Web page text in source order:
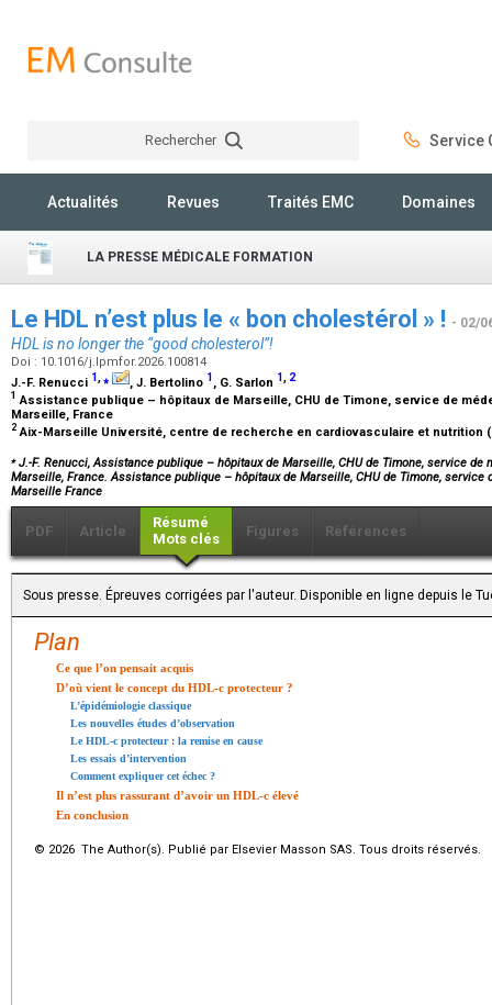
Rechercher Service
Actualités Revues Traités EMC Domaines
LA PRESSE MÉDICALE FORMATION
Le HDL n’est plus le « bon cholestérol » ! - 02/
HDL is no longer the “good cholesterol”!
Doi : 10.1016/j.lpmfor.2026.100814
J.-F. Renucci 1,⁎ , J. Bertolino 1 , G. Sarlon 1, 2
1 Assistance publique – hôpitaux de Marseille, CHU de Timone, service de
Marseille, France
2 Aix-Marseille Université, centre de recherche en cardiovasculaire et nutrition
⁎J.-F. Renucci, Assistance publique – hôpitaux de Marseille, CHU de Timone, service
Marseille, France. Assistance publique – hôpitaux de Marseille, CHU de Timone,
Marseille France
PDF Article
Résumé
Mots clés
Figures Références
Sous presse. Épreuves corrigées par l'auteur. Disponible en ligne depuis le
Plan
Ce que l’on pensait acquis
D’où vient le concept du HDL-c protecteur ?
L’épidémiologie classique
Les nouvelles études d’observation
Le HDL-c protecteur : la remise en cause
Les essais d’intervention
Comment expliquer cet échec ?
Il n’est plus rassurant d’avoir un HDL-c élevé
En conclusion
© 2026 The Author(s). Publié par Elsevier Masson SAS. Tous droits réservés.